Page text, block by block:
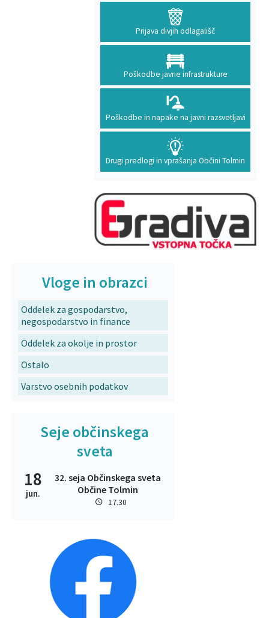
Prijava divjih odlagališč
Poškodbe javne infrastrukture
Poškodbe in napake na javni razsvetljavi
Drugi predlogi in vprašanja Občini Tolmin
Vloge in obrazci
Oddelek za gospodarstvo,
negospodarstvo in finance
Oddelek za okolje in prostor
Ostalo
Varstvo osebnih podatkov
Seje občinskega
sveta
18
jun.
32. seja Občinskega sveta
Občine Tolmin
17.30